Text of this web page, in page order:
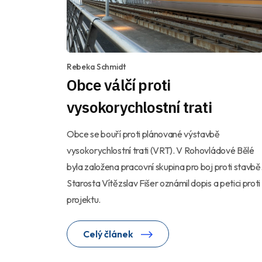
Rebeka Schmidt
Obce válčí proti
vysokorychlostní trati
Obce se bouří proti plánované výstavbě
vysokorychlostní trati (VRT). V Rohovládové Bělé
byla založena pracovní skupina pro boj proti
Starosta Vítězslav Fišer oznámil dopis a petici proti
projektu.
Celý článek